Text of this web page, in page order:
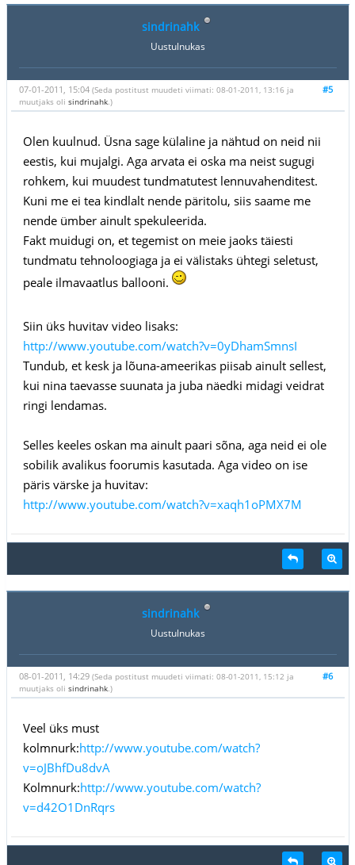
sindrinahk
Uustulnukas
#5
07-01-2011, 15:04 (Seda postitust muudeti viimati: 08-01-2011, 13:16 ja
muutjaks oli sindrinahk.)
Olen kuulnud. Üsna sage külaline ja nähtud on neid nii
eestis, kui mujalgi. Aga arvata ei oska ma neist sugugi
rohkem, kui muudest tundmatutest lennuvahenditest.
Kuni me ei tea kindlalt nende päritolu, siis saame me
nende ümber ainult spekuleerida.
Fakt muidugi on, et tegemist on meie jaoks täiesti
tundmatu tehnoloogiaga ja ei välistaks ühtegi seletust,
peale ilmavaatlus ballooni.
Siin üks huvitav video lisaks:
http://www.youtube.com/watch?v=0yDhamSmnsI
Tundub, et kesk ja lõuna-ameerikas piisab ainult sellest,
kui nina taevasse suunata ja juba näedki midagi veidrat
ringi lendamas.
Selles keeles oskan ma ainult paari sõna, aga neid ei ole
sobilik avalikus foorumis kasutada. Aga video on ise
päris värske ja huvitav:
http://www.youtube.com/watch?v=xaqh1oPMX7M
sindrinahk
Uustulnukas
#6
08-01-2011, 14:29 (Seda postitust muudeti viimati: 08-01-2011, 15:12 ja
muutjaks oli sindrinahk.)
Veel üks must
kolmnurk:http://www.youtube.com/watch?
v=oJBhfDu8dvA
Kolmnurk:http://www.youtube.com/watch?
v=d42O1DnRqrs